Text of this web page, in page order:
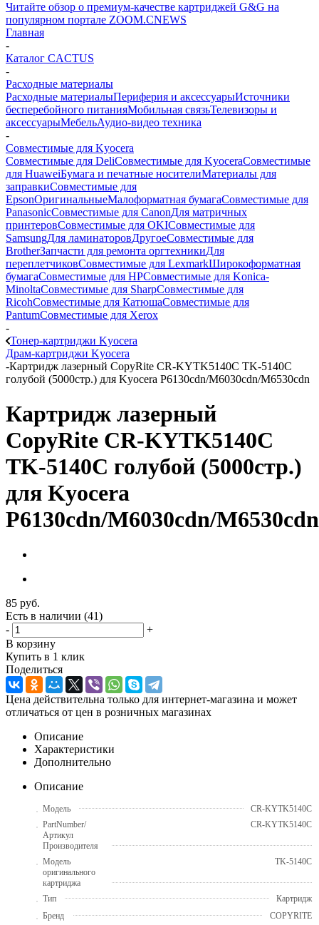
Читайте обзор о премиум-качестве картриджей G&G на
популярном портале ZOOM.CNEWS
Главная
-
Каталог CACTUS
-
Расходные материалы
Расходные материалыПериферия и аксессуарыИсточники
бесперебойного питанияМобильная связьТелевизоры и
аксессуарыМебельАудио-видео техника
-
Совместимые для Kyocera
Совместимые для DeliСовместимые для KyoceraСовместимые
для HuaweiБумага и печатные носителиМатериалы для
заправкиСовместимые для
EpsonОригинальныеМалоформатная бумагаСовместимые для
PanasonicСовместимые для CanonДля матричных
принтеровСовместимые для OKIСовместимые для
SamsungДля ламинаторовДругоеСовместимые для
BrotherЗапчасти для ремонта оргтехникиДля
переплетчиковСовместимые для LexmarkШирокоформатная
бумагаСовместимые для HPСовместимые для Konica-
MinoltaСовместимые для SharpСовместимые для
RicohСовместимые для КатюшаСовместимые для
PantumСовместимые для Xerox
-
Тонер-картриджи Kyocera
Драм-картриджи Kyocera
-Картридж лазерный CopyRite CR-KYTK5140C TK-5140C
голубой (5000стр.) для Kyocera P6130cdn/M6030cdn/M6530cdn
Картридж лазерный
CopyRite CR-KYTK5140C
TK-5140C голубой (5000стр.)
для Kyocera
P6130cdn/M6030cdn/M6530cdn
85 руб.
Есть в наличии (41)
-
+
В корзину
Купить в 1 клик
Поделиться
Цена действительна только для интернет-магазина и может
отличаться от цен в розничных магазинах
Описание
Характеристики
Дополнительно
Описание
Модель
CR-KYTK5140C
PartNumber/
Артикул
Производителя
CR-KYTK5140C
Модель
оригинального
картриджа
TK-5140C
Тип
Картридж
Бренд
COPYRITE